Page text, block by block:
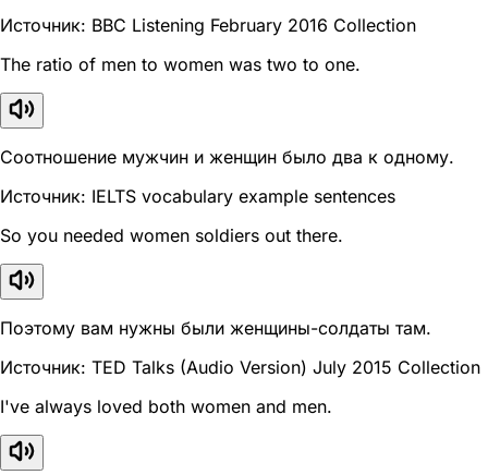
Источник: BBC Listening February 2016 Collection
The ratio of men to women was two to one.
Соотношение мужчин и женщин было два к одному.
Источник: IELTS vocabulary example sentences
So you needed women soldiers out there.
Поэтому вам нужны были женщины-солдаты там.
Источник: TED Talks (Audio Version) July 2015 Collection
I've always loved both women and men.